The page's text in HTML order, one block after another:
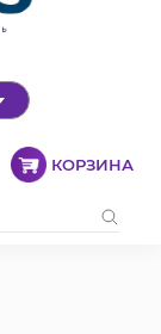
КОРЗИНА